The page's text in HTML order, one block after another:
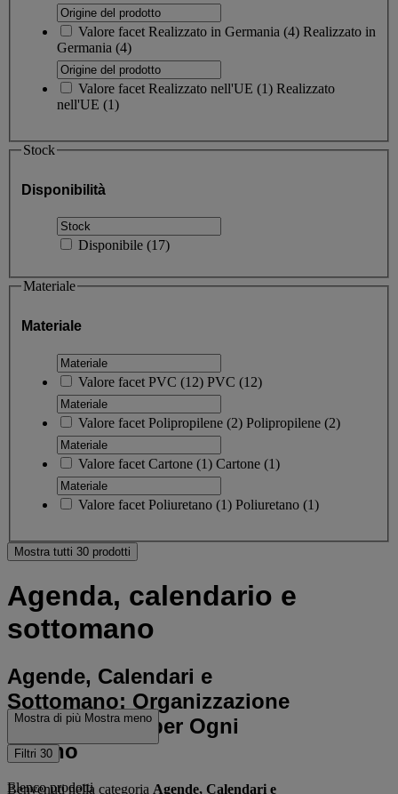
Valore facet Realizzato in Germania (4) Realizzato in
Germania (4)
Valore facet Realizzato nell'UE (1) Realizzato
nell'UE (1)
Stock
Disponibilità
Disponibile (17)
Materiale
Materiale
Valore facet PVC (12) PVC (12)
Valore facet Polipropilene (2) Polipropilene (2)
Valore facet Cartone (1) Cartone (1)
Valore facet Poliuretano (1) Poliuretano (1)
Mostra tutti 30 prodotti
Agenda, calendario e
sottomano
Agende, Calendari e
Sottomano: Organizzazione
e Produttività per Ogni
Giorno
Benvenuti nella categoria Agende, Calendari e
Mostra di più Mostra meno
Filtri 30
Elenco prodotti